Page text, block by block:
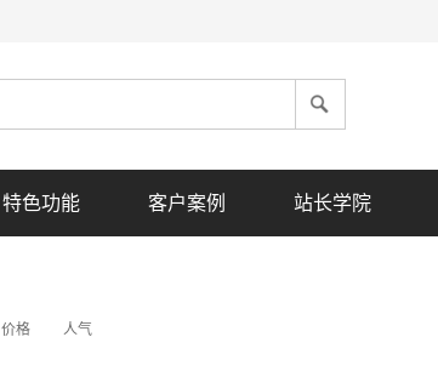
特色功能 客户案例 站长学院
价格 人气